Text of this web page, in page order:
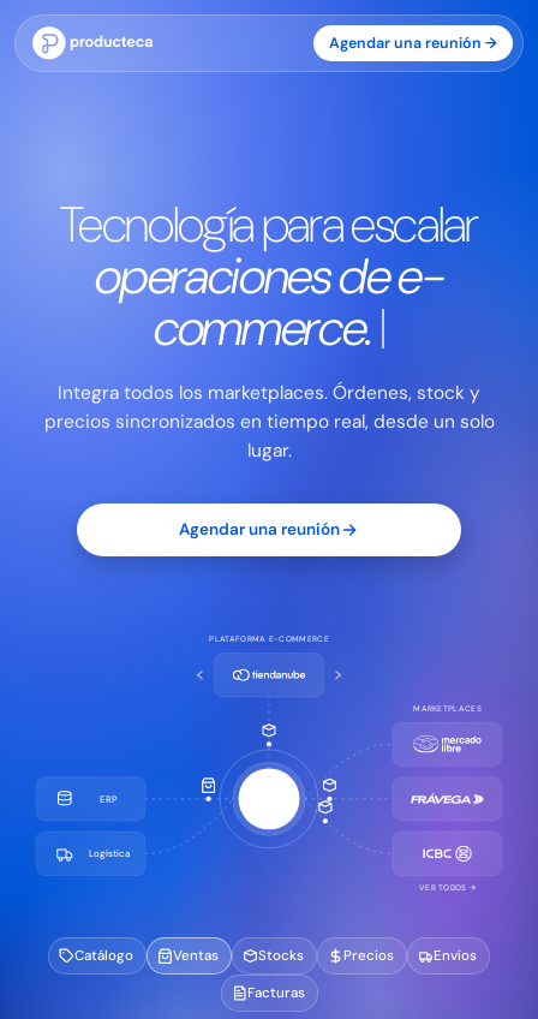
Agendar una reunión →
Tecnología para escalar
operaciones de e-
commerce.
Integra todos los marketplaces. Órdenes, stock y
precios sincronizados en tiempo real, desde un solo
lugar.
Agendar una reunión
PLATAFORMA E-COMMERCE
MARKETPLACES
ERP
Logística
VER TODOS →
Catálogo Ventas Stocks Precios Envíos
Facturas